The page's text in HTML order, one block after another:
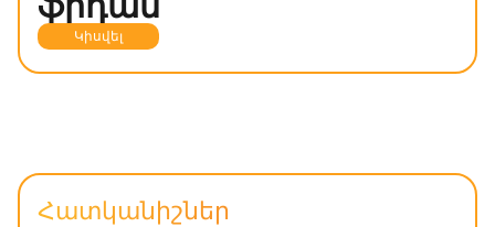
Կիսվել
Հատկանիշներ